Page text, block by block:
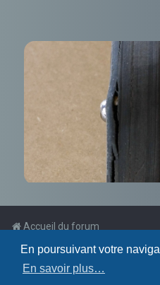
En poursuivant votre
En savoir plus…
Accueil du forum
Powered by phpBB
Traduction française officielle